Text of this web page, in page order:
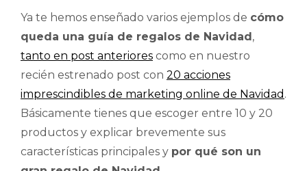
Ya te hemos enseñado varios ejemplos de cómo
queda una guía de regalos de Navidad ,
tanto en post anteriores como en nuestro
recién estrenado post con 20 acciones
imprescindibles de marketing online de Navidad .
Básicamente tienes que escoger entre 10 y 20
productos y explicar brevemente sus
características principales y por qué son un